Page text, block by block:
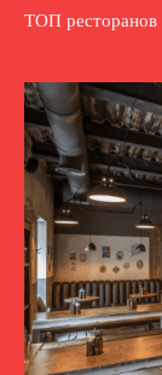
ТОП ресторанов